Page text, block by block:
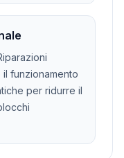
il funzionamento
per ridurre il